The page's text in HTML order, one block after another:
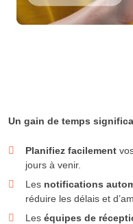
Un gain de temps
Planifiez facilement
jours à venir.
Les notifications
réduire les délais et
Les équipes de